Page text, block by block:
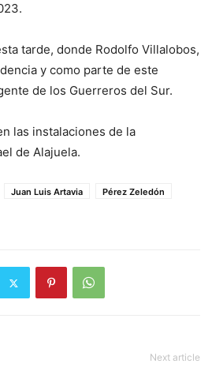
tarde, donde Rodolfo Villalobos,
y como parte de este
de los Guerreros del Sur.
las instalaciones de la
de Alajuela.
Juan Luis Artavia
Pérez Zeledón
Next article